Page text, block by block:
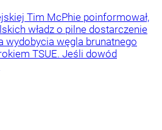
Tim McPhie poinformował,
władz o pilne dostarczenie
wydobycia węgla brunatnego
TSUE. Jeśli dowód